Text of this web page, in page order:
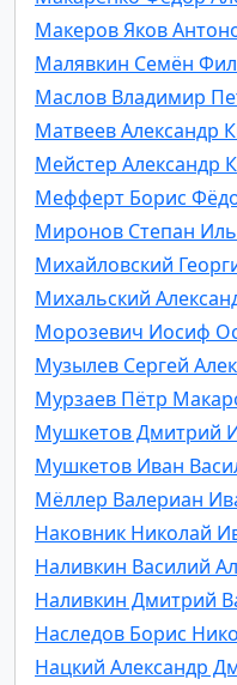
Макеров Яков
Малявкин Семён
Маслов Владимир
Матвеев Александр
Мейстер Александр
Мефферт Борис
Миронов Степан
Михайловский
Михальский
Морозевич Иосиф
Музылев Сергей
Мурзаев Пётр
Мушкетов Дмитрий
Мушкетов Иван
Мёллер Валериан
Наковник Николай
Наливкин Василий
Наливкин Дмитрий
Наследов Борис
Нацкий Александр